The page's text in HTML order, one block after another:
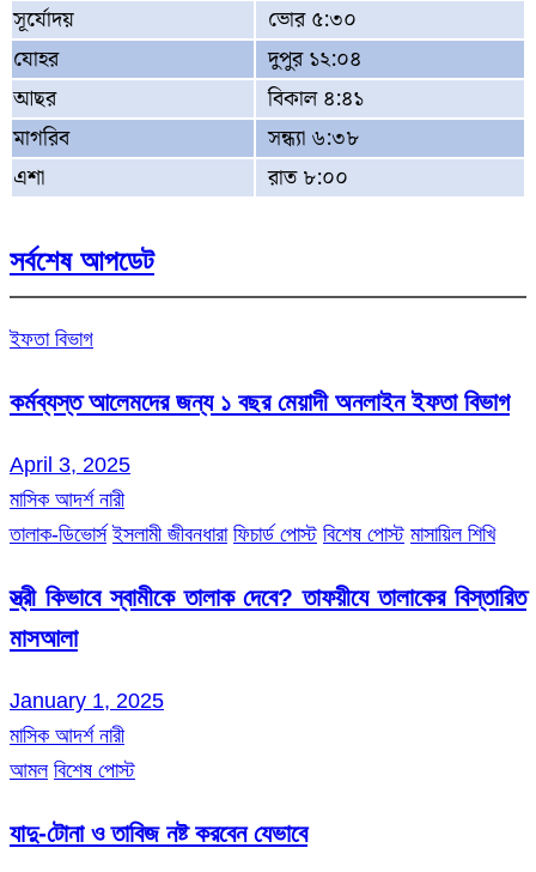
সূর্যোদয়
ভোর ৫:৩০
যোহর
দুপুর ১২:০৪
আছর
বিকাল ৪:৪১
মাগরিব
সন্ধ্যা ৬:৩৮
এশা
রাত ৮:০০
সর্বশেষ আপডেট
ইফতা বিভাগ
কর্মব্যস্ত আলেমদের জন্য ১ বছর মেয়াদী অনলাইন ইফতা বিভাগ
April 3, 2025
মাসিক আদর্শ নারী
তালাক-ডিভোর্স ইসলামী জীবনধারা ফিচার্ড পোস্ট বিশেষ পোস্ট মাসায়িল শিখি
স্ত্রী কিভাবে স্বামীকে তালাক দেবে? তাফয়ীযে তালাকের বিস্তারিত
মাসআলা
January 1, 2025
মাসিক আদর্শ নারী
আমল বিশেষ পোস্ট
যাদু-টোনা ও তাবিজ নষ্ট করবেন যেভাবে